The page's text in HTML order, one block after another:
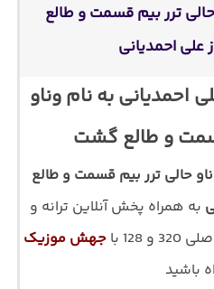
ترر بیم قسمت و طالع
علی احمدیانی
احمدیانی به نام وناو
و طالع گشت
حالی ترر بیم قسمت و طالع
به همراه پخش آنلاین ترانه و
با
جهش موزیک
باشید